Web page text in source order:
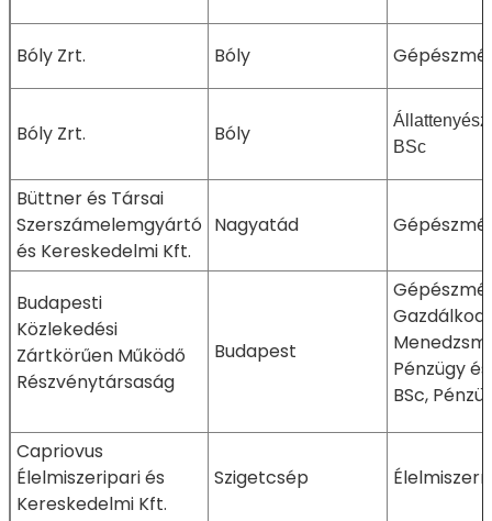
Bóly Zrt. Bóly
Bóly Zrt. Bóly
BSc
Büttner és Társai
Szerszámelemgyártó
és Kereskedelmi Kft.
Nagyatád
Budapesti
Közlekedési
Zártkörűen Működő
Részvénytársaság
Budapest
Pénzügy
BSc,
Capriovus
Élelmiszeripari és
Kereskedelmi Kft.
Szigetcsép